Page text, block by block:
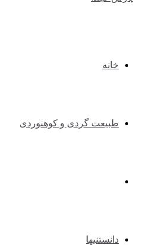
خانه
طبیعت گردی و کوهنوردی
دانستنیها